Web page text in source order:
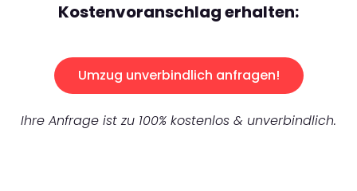
Kostenvoranschlag erhalten:
Umzug unverbindlich anfragen!
Ihre Anfrage ist zu 100% kostenlos & unverbindlich.